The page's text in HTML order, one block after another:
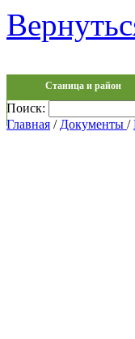
Станица и район
Обращения
Поиск:
Главная / Документы /